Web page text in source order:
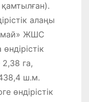
алаңы
май» ЖШС
га,
ш.м.
өндірістік